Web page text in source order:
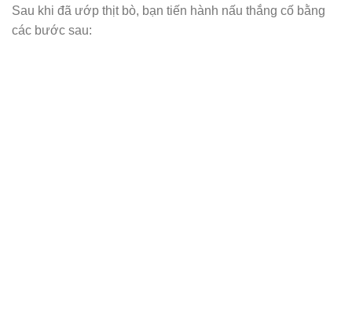
Sau khi đã ướp thịt bò, bạn tiến hành nấu thắng cố bằng
các bước sau: